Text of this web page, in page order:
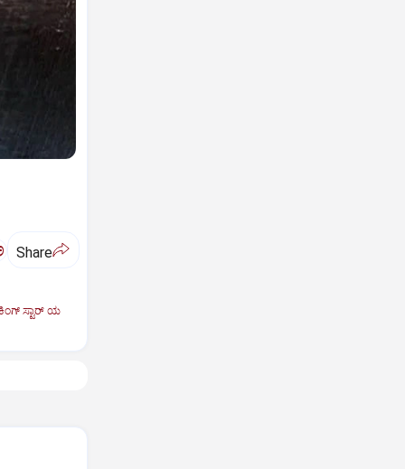
Share
ಸ್ಟಾರ್‌ ಯ